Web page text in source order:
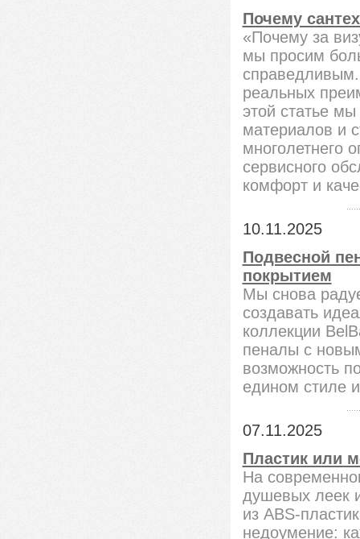
Почему
«Почему за
мы просим
реальных
этой статье
материалов и
многолетнего
сервисного
комфорт и
10.11.2025
Подвесной
покрытием
Мы снова
создавать
коллекции
пеналы с
возможность
едином стиле
07.11.2025
Пластик или
На
душевых леек
из ABS-
недоумение: